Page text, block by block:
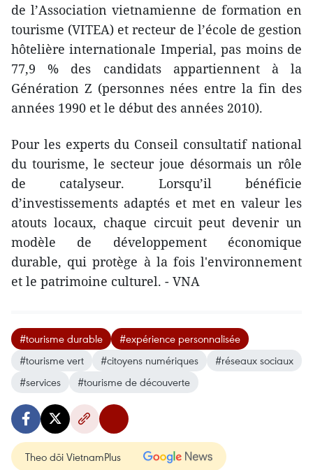
de l’Association vietnamienne de formation en
tourisme (VITEA) et recteur de l’école de gestion
hôtelière internationale Imperial, pas moins de
77,9 % des candidats appartiennent à la
Génération Z (personnes nées entre la fin des
années 1990 et le début des années 2010).
Pour les experts du Conseil consultatif national
du tourisme, le secteur joue désormais un rôle
de catalyseur. Lorsqu’il bénéficie
d’investissements adaptés et met en valeur les
atouts locaux, chaque circuit peut devenir un
modèle de développement économique
durable, qui protège à la fois l'environnement
et le patrimoine culturel. - VNA
#tourisme durable
#expérience personnalisée
#tourisme vert
#citoyens numériques
#réseaux sociaux
#services
#tourisme de découverte
Theo dõi VietnamPlus